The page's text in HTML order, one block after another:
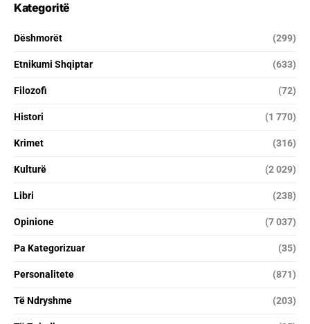
Kategoritë
Dëshmorët (299)
Etnikumi Shqiptar (633)
Filozofi (72)
Histori (1 770)
Krimet (316)
Kulturë (2 029)
Libri (238)
Opinione (7 037)
Pa Kategorizuar (35)
Personalitete (871)
Të Ndryshme (203)